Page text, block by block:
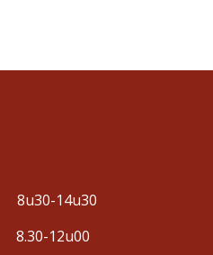
8u30-14u30
8.30-12u00